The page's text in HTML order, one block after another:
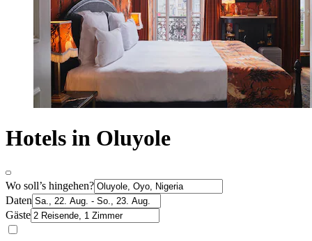
Hotels in Oluyole
Wo soll’s hingehen?
Daten
Gäste